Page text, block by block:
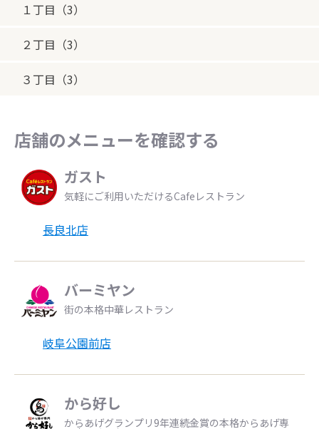
１丁目（3）
２丁目（3）
３丁目（3）
店舗のメニューを確認する
ガスト
気軽にご利用いただけるCafeレストラン
長良北店
バーミヤン
街の本格中華レストラン
岐阜公園前店
から好し
からあげグランプリ9年連続金賞の本格からあげ専